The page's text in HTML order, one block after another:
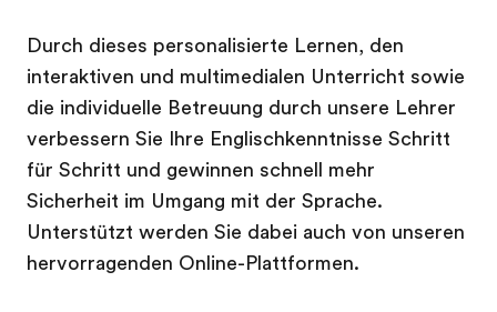
Durch dieses personalisierte Lernen, den
interaktiven und multimedialen Unterricht sowie
die individuelle Betreuung durch unsere Lehrer
verbessern Sie Ihre Englischkenntnisse Schritt
für Schritt und gewinnen schnell mehr
Sicherheit im Umgang mit der Sprache.
Unterstützt werden Sie dabei auch von unseren
hervorragenden Online-Plattformen.